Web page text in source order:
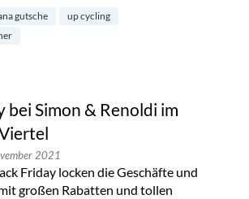
gutsche
up cycling
bei Simon & Renoldi im
2021
Friday locken die Geschäfte und
großen Rabatten und tollen